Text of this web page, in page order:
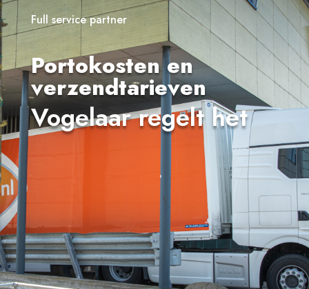
Full service partner
Portokosten en
verzendtarieven
Vogelaar regelt het